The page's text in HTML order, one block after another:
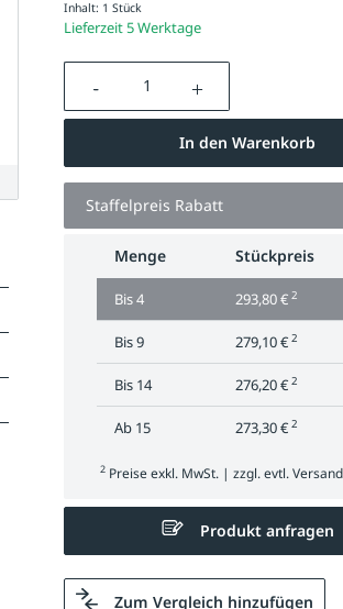
Inhalt: 1 Stück
Lieferzeit 5 Werktage
Produkt Anzahl: Gib
In den Warenkorb
Staffelpreis Rabatt
Menge Stückpreis
Bis4 293,80 € 2
Bis9 279,10 € 2
Bis 14 276,20 € 2
Ab 15 273,30 € 2
2Preise exkl. MwSt. | zzgl. evtl.
Produkt anfragen
Zum Vergleich hinzufügen